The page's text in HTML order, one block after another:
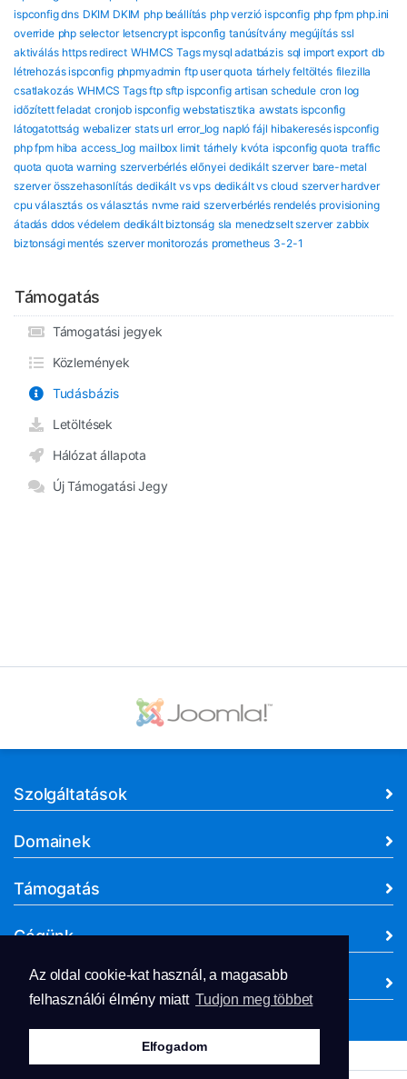
Az oldal cookie-kat használ, a magasabb
felhasználói élmény miatt Tudjon meg többet
Elfogadom
ispconfig dns DKIM DKIM php beállítás php verzió ispconfig php fpm php.ini
override php selector letsencrypt ispconfig tanúsítvány megújítás ssl
aktiválás https redirect WHMCS Tags mysql adatbázis sql import export db
létrehozás ispconfig phpmyadmin ftp user quota tárhely feltöltés filezilla
csatlakozás WHMCS Tags ftp sftp ispconfig artisan schedule cron log
időzített feladat cronjob ispconfig webstatisztika awstats ispconfig
látogatottság webalizer stats url error_log napló fájl hibakeresés ispconfig
php fpm hiba access_log mailbox limit tárhely kvóta ispconfig quota traffic
quota quota warning szerverbérlés előnyei dedikált szerver bare-metal
szerver összehasonlítás dedikált vs vps dedikált vs cloud szerver hardver
cpu választás os választás nvme raid szerverbérlés rendelés provisioning
átadás ddos védelem dedikált biztonság sla menedzselt szerver zabbix
biztonsági mentés szerver monitorozás prometheus 3-2-1
Támogatás
Támogatási jegyek
Közlemények
Tudásbázis
Letöltések
Hálózat állapota
Új Támogatási Jegy
Szolgáltatások
Domainek
Támogatás
Cégünk
Dokumentumok